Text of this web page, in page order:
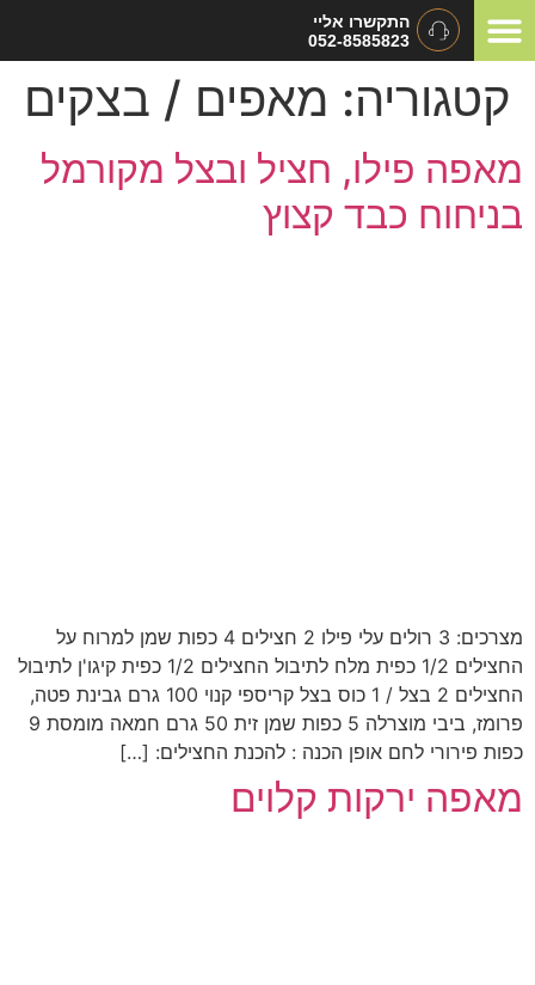
התקשרו אליי
052-8585823
קטגוריה: מאפים / בצקים
מאפה פילו, חציל ובצל מקורמל
בניחוח כבד קצוץ
מצרכים: 3 רולים עלי פילו 2 חצילים 4 כפות שמן למרוח על
החצילים 1/2 כפית מלח לתיבול החצילים 1/2 כפית קיגו'ן לתיבול
החצילים 2 בצל / 1 כוס בצל קריספי קנוי 100 גרם גבינת פטה,
פרומז, ביבי מוצרלה 5 כפות שמן זית 50 גרם חמאה מומסת 9
כפות פירורי לחם אופן הכנה : להכנת החצילים: […]
מאפה ירקות קלוים